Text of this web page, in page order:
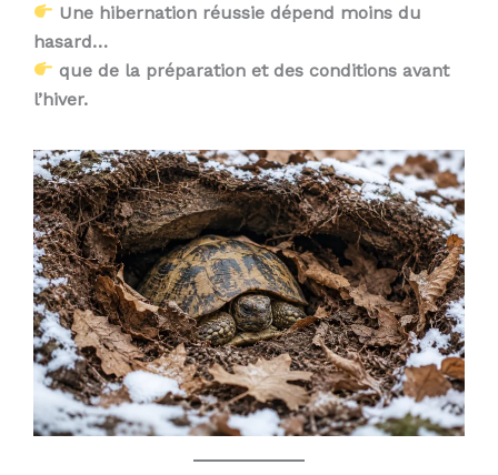
Une hibernation réussie dépend moins du
hasard…
que de la préparation et des conditions avant
l’hiver.